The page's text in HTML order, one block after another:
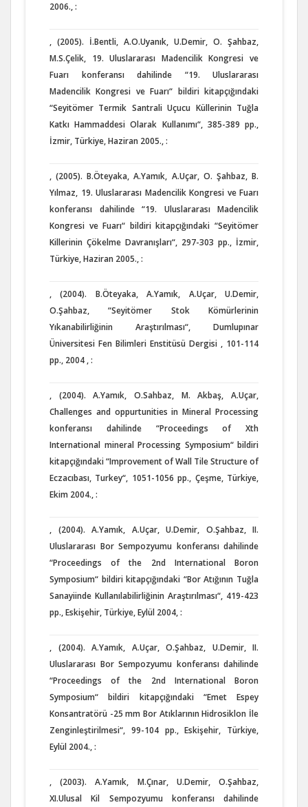
2006., :
, (2005). İ.Bentli, A.O.Uyanık, U.Demir, O. Şahbaz,
M.S.Çelik, 19. Uluslararası Madencilik Kongresi ve
Fuarı konferansı dahilinde “19. Uluslararası
Madencilik Kongresi ve Fuarı“ bildiri kitapçığındaki
“Seyitömer Termik Santrali Uçucu Küllerinin Tuğla
Katkı Hammaddesi Olarak Kullanımı“, 385-389 pp.,
İzmir, Türkiye, Haziran 2005., :
, (2005). B.Öteyaka, A.Yamık, A.Uçar, O. Şahbaz, B.
Yılmaz, 19. Uluslararası Madencilik Kongresi ve Fuarı
konferansı dahilinde “19. Uluslararası Madencilik
Kongresi ve Fuarı“ bildiri kitapçığındaki “Seyitömer
Killerinin Çökelme Davranışları“, 297-303 pp., İzmir,
Türkiye, Haziran 2005., :
, (2004). B.Öteyaka, A.Yamık, A.Uçar, U.Demir,
O.Şahbaz, “Seyitömer Stok Kömürlerinin
Yıkanabilirliğinin Araştırılması“, Dumlupınar
Üniversitesi Fen Bilimleri Enstitüsü Dergisi , 101-114
pp., 2004 , :
, (2004). A.Yamık, O.Sahbaz, M. Akbaş, A.Uçar,
Challenges and oppurtunities in Mineral Processing
konferansı dahilinde “Proceedings of Xth
International mineral Processing Symposium“ bildiri
kitapçığındaki “Improvement of Wall Tile Structure of
Eczacıbası, Turkey“, 1051-1056 pp., Çeşme, Türkiye,
Ekim 2004., :
, (2004). A.Yamık, A.Uçar, U.Demir, O.Şahbaz, II.
Uluslararası Bor Sempozyumu konferansı dahilinde
“Proceedings of the 2nd International Boron
Symposium“ bildiri kitapçığındaki “Bor Atığının Tuğla
Sanayiinde Kullanılabilirliğinin Araştırılması“, 419-423
pp., Eskişehir, Türkiye, Eylül 2004, :
, (2004). A.Yamık, A.Uçar, O.Şahbaz, U.Demir, II.
Uluslararası Bor Sempozyumu konferansı dahilinde
“Proceedings of the 2nd International Boron
Symposium“ bildiri kitapçığındaki “Emet Espey
Konsantratörü -25 mm Bor Atıklarının Hidrosiklon İle
Zenginleştirilmesi“, 99-104 pp., Eskişehir, Türkiye,
Eylül 2004., :
, (2003). A.Yamık, M.Çınar, U.Demir, O.Şahbaz,
XI.Ulusal Kil Sempozyumu konferansı dahilinde